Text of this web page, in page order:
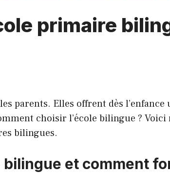
primaire
parents. Elles offrent dès
choisir l’école bilingue ? Voici
bilingues.
bilingue et comment